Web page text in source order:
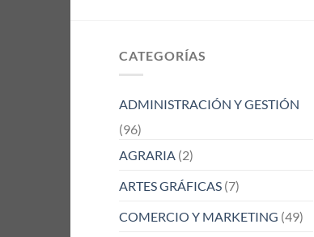
CATEGORÍAS
ADMINISTRACIÓN Y GESTIÓN
(96)
AGRARIA (2)
ARTES GRÁFICAS (7)
COMERCIO Y MARKETING (49)